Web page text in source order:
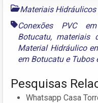
Materiais
Conexões PVC
Botucatu, materiais
Material Hidráulico
em Botucatue Tubos
Pesquisas
Whatsapp Casa